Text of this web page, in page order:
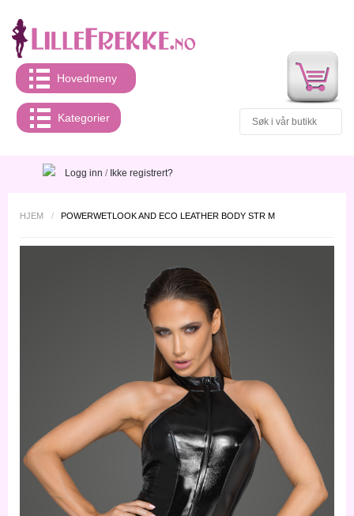
Hovedmeny
Kategorier
Logg inn / Ikke registrert?
HJEM / POWERWETLOOK AND ECO LEATHER BODY STR M